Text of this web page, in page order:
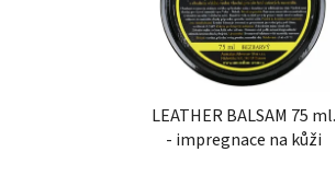
LEATHER BALSAM 75 ml.
- impregnace na kůži